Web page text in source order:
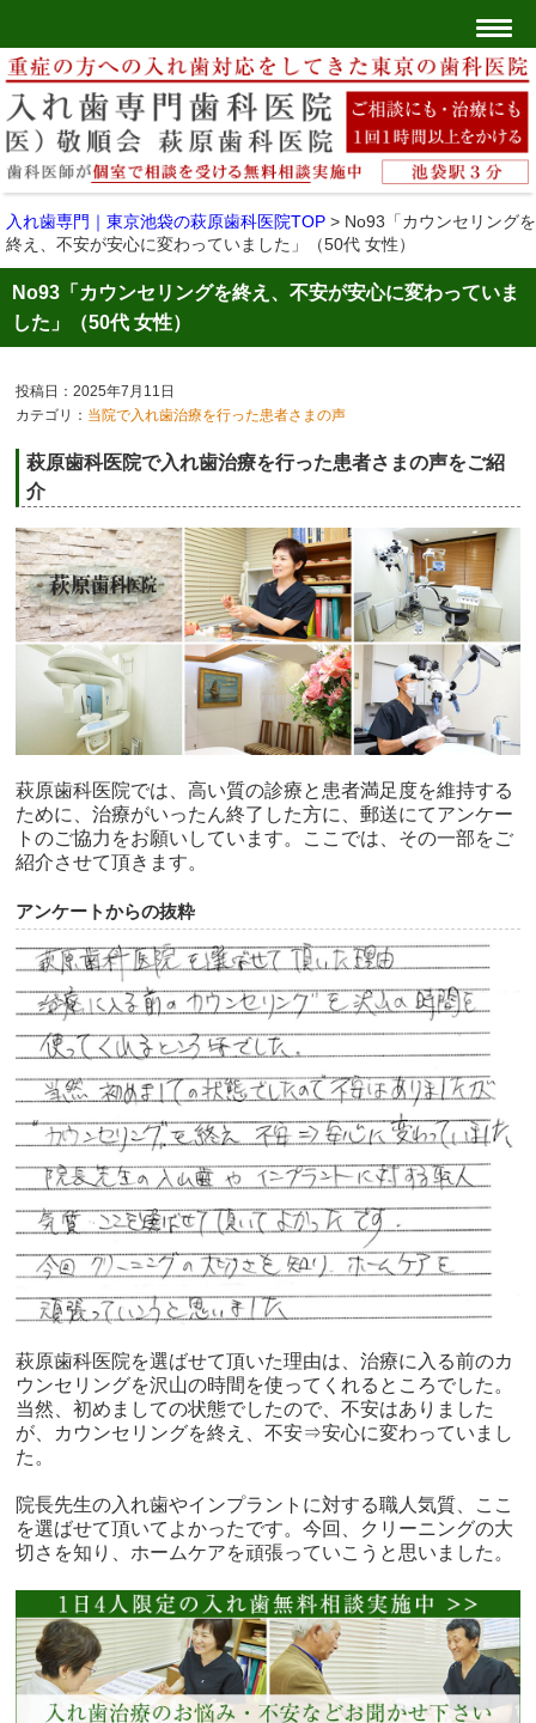
入れ歯専門｜東京池袋の萩原歯科医院TOP > No93「カウンセリングを
終え、不安が安心に変わっていました」（50代 女性）
No93「カウンセリングを終え、不安が安心に変わっていま
した」（50代 女性）
投稿日：2025年7月11日
カテゴリ： 当院で入れ歯治療を行った患者さまの声
萩原歯科医院で入れ歯治療を行った患者さまの声をご紹
介
萩原歯科医院では、高い質の診療と患者満足度を維持する
ために、治療がいったん終了した方に、郵送にてアンケー
トのご協力をお願いしています。ここでは、その一部をご
紹介させて頂きます。
アンケートからの抜粋
萩原歯科医院を選ばせて頂いた理由は、治療に入る前のカ
ウンセリングを沢山の時間を使ってくれるところでした。
当然、初めましての状態でしたので、不安はありました
が、カウンセリングを終え、不安⇒安心に変わっていまし
た。
院長先生の入れ歯やインプラントに対する職人気質、ここ
を選ばせて頂いてよかったです。今回、クリーニングの大
切さを知り、ホームケアを頑張っていこうと思いました。